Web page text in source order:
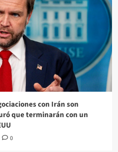
con Irán son
que terminarán con un
0